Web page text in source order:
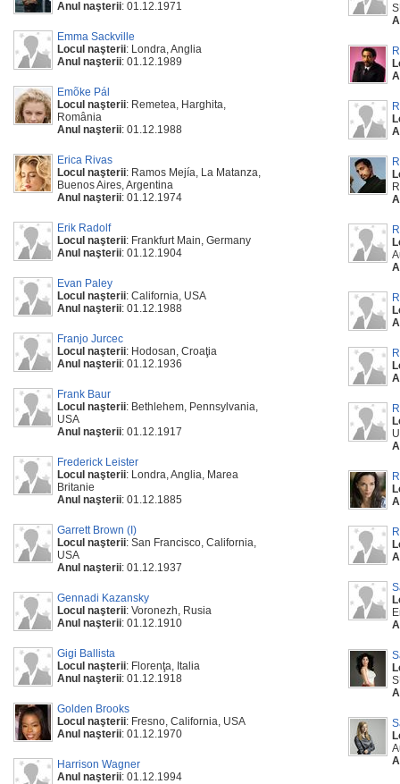
Anul naşterii: 01.12.1971
Emma Sackville
Locul naşterii: Londra, Anglia
Anul naşterii: 01.12.1989
Emõke Pál
Locul naşterii: Remetea, Harghita,
România
Anul naşterii: 01.12.1988
Erica Rivas
Locul naşterii: Ramos Mejía, La Matanza,
Buenos Aires, Argentina
Anul naşterii: 01.12.1974
Erik Radolf
Locul naşterii: Frankfurt Main, Germany
Anul naşterii: 01.12.1904
Evan Paley
Locul naşterii: California, USA
Anul naşterii: 01.12.1988
Franjo Jurcec
Locul naşterii: Hodosan, Croaţia
Anul naşterii: 01.12.1936
Frank Baur
Locul naşterii: Bethlehem, Pennsylvania,
USA
Anul naşterii: 01.12.1917
Frederick Leister
Locul naşterii: Londra, Anglia, Marea
Britanie
Anul naşterii: 01.12.1885
Garrett Brown (I)
Locul naşterii: San Francisco, California,
USA
Anul naşterii: 01.12.1937
Gennadi Kazansky
Locul naşterii: Voronezh, Rusia
Anul naşterii: 01.12.1910
Gigi Ballista
Locul naşterii: Florenţa, Italia
Anul naşterii: 01.12.1918
Golden Brooks
Locul naşterii: Fresno, California, USA
Anul naşterii: 01.12.1970
Harrison Wagner
Anul naşterii: 01.12.1994